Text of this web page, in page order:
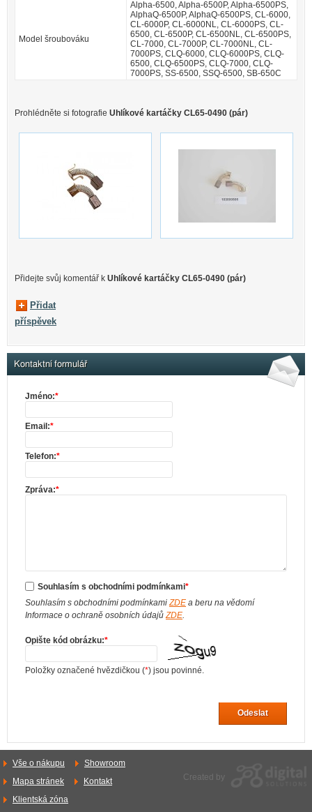
Model šroubováku
Alpha-6500, Alpha-6500P, Alpha-6500PS,
AlphaQ-6500P, AlphaQ-6500PS, CL-6000,
CL-6000P, CL-6000NL, CL-6000PS, CL-
6500, CL-6500P, CL-6500NL, CL-6500PS,
CL-7000, CL-7000P, CL-7000NL, CL-
7000PS, CLQ-6000, CLQ-6000PS, CLQ-
6500, CLQ-6500PS, CLQ-7000, CLQ-
7000PS, SS-6500, SSQ-6500, SB-650C
Prohlédněte si fotografie Uhlíkové kartáčky CL65-0490 (pár)
Přidejte svůj komentář k Uhlíkové kartáčky CL65-0490 (pár)
Přidat
příspěvek
Kontaktní formulář
Jméno:*
Email:*
Telefon:*
Zpráva:*
Souhlasím s obchodními podmínkami*
Souhlasím s obchodními podmínkamiZDE a beru na vědomí
Informace o ochraně osobních údajůZDE.
Opište kód obrázku:*
Položky označené hvězdičkou (*) jsou povinné.
Odeslat
Vše o nákupu
Showroom
Mapa stránek
Kontakt
Klientská zóna
Created by